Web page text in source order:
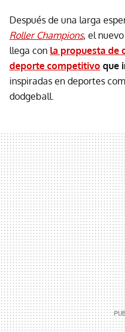
Después de una larga
Roller Champions, el
llega con la propuesta de
deporte competitivo que
inspiradas en deportes
dodgeball.